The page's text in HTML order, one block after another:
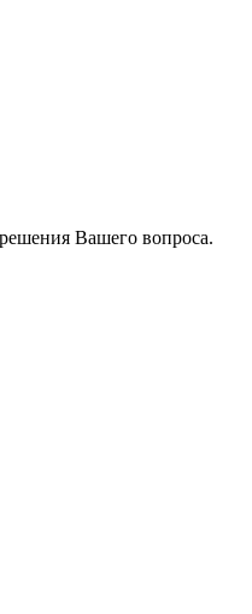
Вашего вопроса.